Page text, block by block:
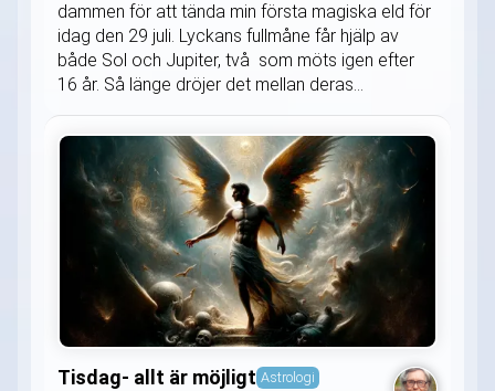
dammen för att tända min första magiska eld för
idag den 29 juli. Lyckans fullmåne får hjälp av
både Sol och Jupiter, två som möts igen efter
16 år. Så länge dröjer det mellan deras...
Tisdag- allt är möjligt Astrologi